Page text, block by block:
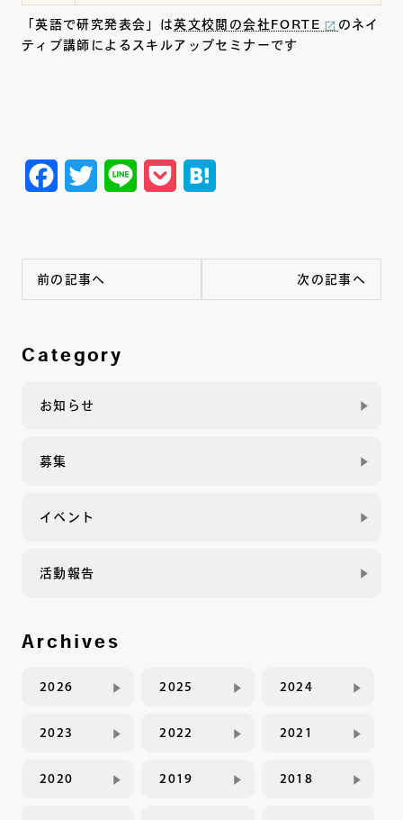
「英語で研究発表会」は英文校閲の会社FORTE
のネイ
ティブ講師によるスキルアップセミナーです
Facebook
TwitterLine Pocket
前の記事へ 次の記事へ
Category
お知らせ
募集
イベント
活動報告
Archives
2026 2025 2024
2023 2022 2021
2020 2019 2018